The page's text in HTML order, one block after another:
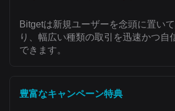
Bitgetは新規ユーザーを念頭に置い
り、幅広い種類の取引を迅速かつ自
できます。
豊富なキャンペーン特典